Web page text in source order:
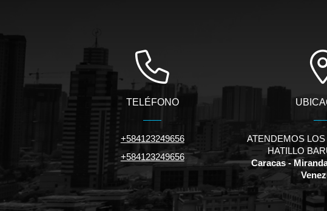
TELÉFONO
+584123249656
+584123249656
ATENDEMOS
HATILLO
Caracas -